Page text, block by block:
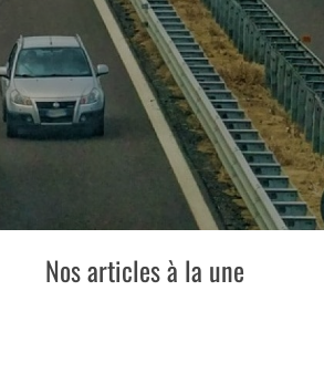
Nos articles à la une